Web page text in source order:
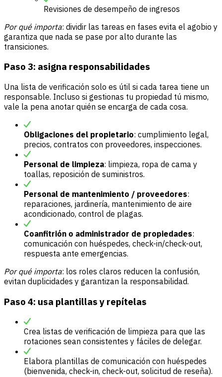
Revisiones de desempeño de ingresos
Por qué importa: dividir las tareas en fases evita el agobio y
garantiza que nada se pase por alto durante las
transiciones.
Paso 3: asigna responsabilidades
Una lista de verificación solo es útil si cada tarea tiene un
responsable. Incluso si gestionas tu propiedad tú mismo,
vale la pena anotar quién se encarga de cada cosa.
Obligaciones del propietario: cumplimiento legal,
precios, contratos con proveedores, inspecciones.
Personal de limpieza: limpieza, ropa de cama y
toallas, reposición de suministros.
Personal de mantenimiento / proveedores:
reparaciones, jardinería, mantenimiento de aire
acondicionado, control de plagas.
Coanfitrión o administrador de propiedades:
comunicación con huéspedes, check-in/check-out,
respuesta ante emergencias.
Por qué importa: los roles claros reducen la confusión,
evitan duplicidades y garantizan la responsabilidad.
Paso 4: usa plantillas y repítelas
Crea listas de verificación de limpieza para que las
rotaciones sean consistentes y fáciles de delegar.
Elabora plantillas de comunicación con huéspedes
(bienvenida, check-in, check-out, solicitud de reseña).